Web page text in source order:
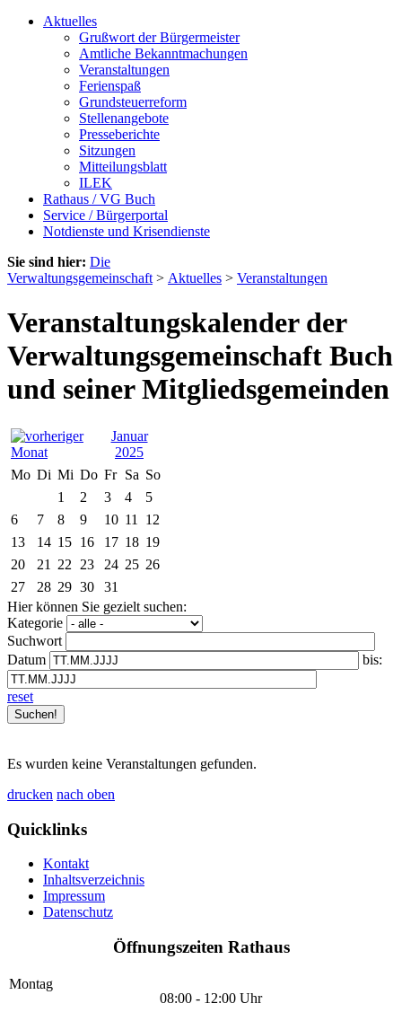
Aktuelles
Grußwort der Bürgermeister
Amtliche Bekanntmachungen
Veranstaltungen
Ferienspaß
Grundsteuerreform
Stellenangebote
Presseberichte
Sitzungen
Mitteilungsblatt
ILEK
Rathaus / VG Buch
Service / Bürgerportal
Notdienste und Krisendienste
Sie sind hier: Die
Verwaltungsgemeinschaft > Aktuelles > Veranstaltungen
Veranstaltungskalender der
Verwaltungsgemeinschaft Buch
und seiner Mitgliedsgemeinden
Januar
2025
Mo Di Mi Do Fr Sa So
1
2 3 4
5
6
7 8 9 10 11
12
13
14 15 16 17 18 19
20
21 22 23 24 25 26
27
28 29 30
31
Hier können Sie gezielt suchen:
Kategorie
Suchwort
Datum
bis:
reset
Es wurden keine Veranstaltungen gefunden.
drucken nach oben
Quicklinks
Kontakt
Inhaltsverzeichnis
Impressum
Datenschutz
Öffnungszeiten Rathaus
Montag
08:00 - 12:00 Uhr